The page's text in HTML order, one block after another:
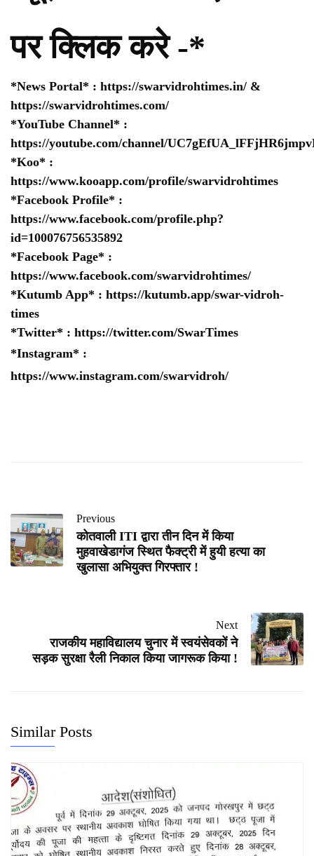
पर क्लिक करे -*
*News Portal* : https://swarvidrohtimes.in/ &
https://swarvidrohtimes.com/
*YouTube Channel* :
https://youtube.com/channel/
*Koo* :
https://www.kooapp.com/profile/swarvidrohtimes
*Facebook Profile* :
https://www.facebook.com/profile.php?
id=100076756535892
*Facebook Page* :
https://www.facebook.com/swarvidrohtimes/
*Kutumb App* : https://kutumb.app/swar-vidroh-
times
*Twitter* : https://twitter.com/SwarTimes
*Instagram* :
https://www.instagram.com/swarvidroh/
Previous
कोतवाली ITI द्वारा तीन दिन में किया
मुहवाखेडागंज स्थित फैक्ट्री में हुयी हत्या का
खुलासा अभियुक्त गिरफ्तार !
Next
राजकीय महाविद्यालय चुनार में स्वयंसेवकों ने
सड़क सुरक्षा रैली निकाल किया जागरूक किया !
Similar Posts